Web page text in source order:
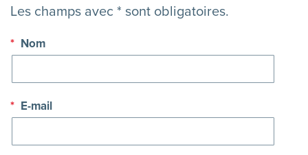
Les champs avec * sont obligatoires.
* Nom
* E-mail